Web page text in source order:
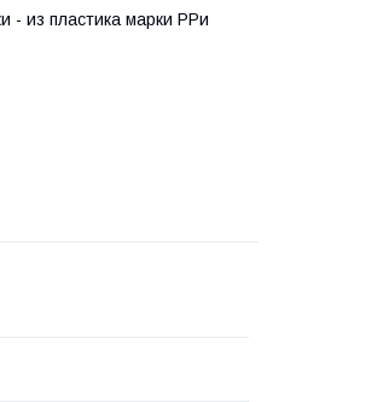
- из пластика марки PPи